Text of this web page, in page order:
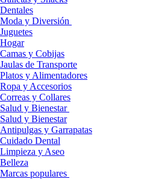
Dentales
Moda y Diversión
Juguetes
Hogar
Camas y Cobijas
Jaulas de Transporte
Platos y Alimentadores
Ropa y Accesorios
Correas y Collares
Salud y Bienestar
Salud y Bienestar
Antipulgas y Garrapatas
Cuidado Dental
Limpieza y Aseo
Belleza
Marcas populares